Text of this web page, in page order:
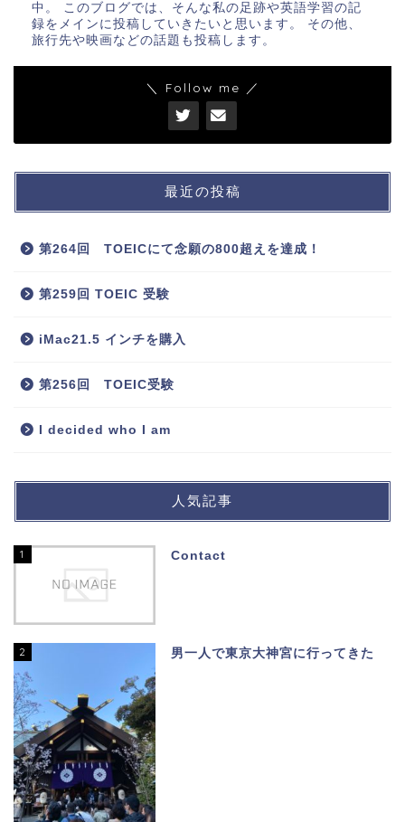
中。 このブログでは、そんな私の足跡や英語学習の記
録をメインに投稿していきたいと思います。 その他、
旅行先や映画などの話題も投稿します。
＼ Follow me ／
最近の投稿
第264回 TOEICにて念願の800超えを達成！
第259回 TOEIC 受験
iMac21.5 インチを購入
第256回 TOEIC受験
I decided who I am
人気記事
1 Contact
2 男一人で東京大神宮に行ってきた